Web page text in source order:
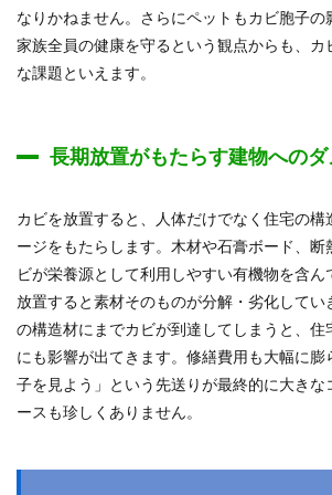
なりかねません。さらにペットもカビ胞子の
家族全員の健康を守るという観点からも、カ
な課題といえます。
長期放置がもたらす建物への
カビを放置すると、人体だけでなく住宅の構
ージをもたらします。木材や石膏ボード、断
ビが栄養源として利用しやすい有機物を含ん
放置すると素材そのものが分解・劣化してい
の構造材にまでカビが到達してしまうと、住
にも影響が出てきます。修繕費用も大幅に膨
子を見よう」という先送りが最終的に大きな
ースも珍しくありません。